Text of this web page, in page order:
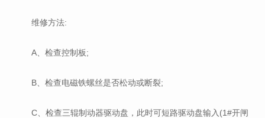
维修方法:
A、检查控制板;
B、检查电磁铁螺丝是否松动或断裂;
C、检查三辊制动器驱动盘，此时可短路驱动盘输入(1#开闸